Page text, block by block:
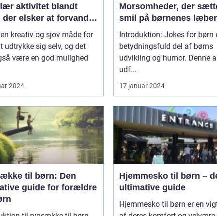
aktivitet blandt
der elsker at forvandle
deres yndlingsfigurer
kreativ og sjov måde for
udtrykke sig selv, og det
være en god mulighed
2024
Morsomheder, der
smil på børnenes læber
Introduktion: Jokes for børn
betydningsfuld del af børns
udvikling og humor. Denne
udf...
17 januar 2024
til børn: Den
guide for forældre
Hjemmesko til børn –
ultimative guide
Hjemmesko til børn er en